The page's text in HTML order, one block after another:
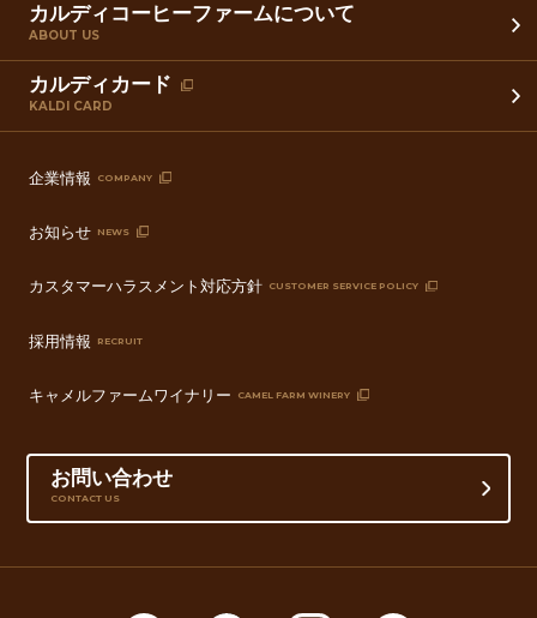
カルディコーヒーファームについて
ABOUT US
カルディカード
KALDI CARD
企業情報 COMPANY
お知らせ NEWS
カスタマーハラスメント対応方針 CUSTOMER SERVICE POLICY
採用情報 RECRUIT
キャメルファームワイナリー CAMEL FARM WINERY
お問い合わせ
CONTACT US